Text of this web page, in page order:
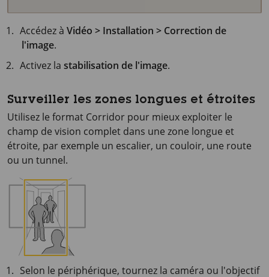
Accédez àVidéo > Installation > Correction de
l'image.
Activez lastabilisation de l'image.
Surveiller les zones longues et étroites
Utilisez le format Corridor pour mieux exploiter le
champ de vision complet dans une zone longue et
étroite, par exemple un escalier, un couloir, une route
ou un tunnel.
Selon le périphérique, tournez la caméra ou l'objectif